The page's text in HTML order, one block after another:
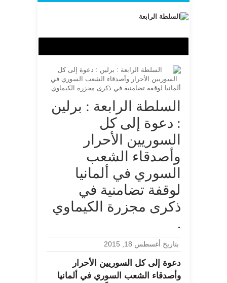
السلطة الرابعة : برلين
: دعوة إلى كل
السوريين الأحرار
وأصدقاء الشعب
السوري في ألمانيا
لوقفة تضامنية في
ذكرى مجزرة الكيماوي
.
بتاريخ أغسطس 18, 2015
دعوة إلى كل السوريين الأحرار
وأصدقاء الشعب السوري في ألمانيا